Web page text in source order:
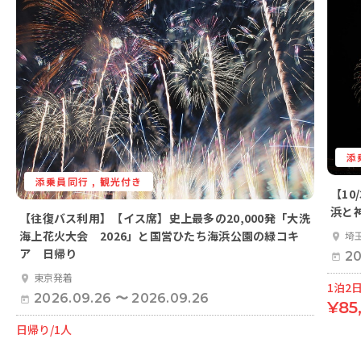
添乗員同行 , 観光付き
【往復バス利用】【イス席】史上最多の20,000発「大洗
海上花火大会 2026」と国営ひたち海浜公園の緑コキ
ア 日帰り
東京発着
2026.09.26 〜 2026.09.26
日帰り/1人
添
【
浜と
埼
1泊2